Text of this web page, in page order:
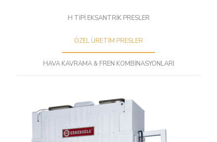
H TİPİ EKSANTRİK PRESLER
ÖZEL ÜRETİM PRESLER
HAVA KAVRAMA & FREN KOMBİNASYONLARI